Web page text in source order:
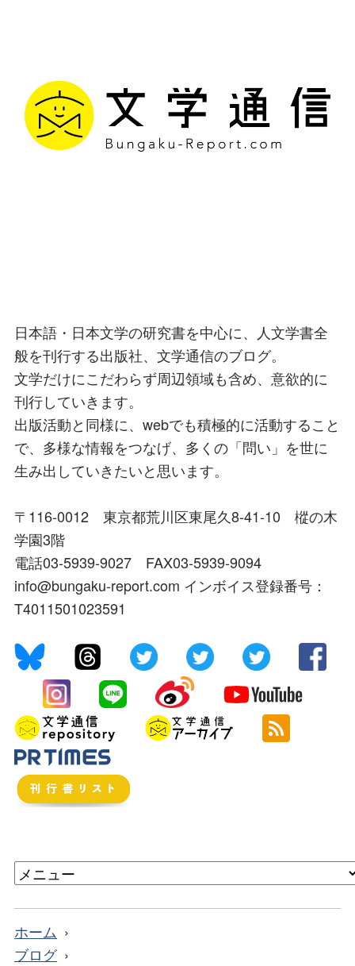
日本語・日本文学の研究書を中心に、人文学書全
般を刊行する出版社、文学通信のブログ。
文学だけにこだわらず周辺領域も含め、意欲的に
刊行していきます。
出版活動と同様に、webでも積極的に活動すること
で、多様な情報をつなげ、多くの「問い」を世に
生み出していきたいと思います。
〒116-0012 東京都荒川区東尾久8-41-10 樅の木
学園3階
電話03-5939-9027 FAX03-5939-9094
info@bungaku-report.com インボイス登録番号：
T4011501023591
ホーム
ブログ